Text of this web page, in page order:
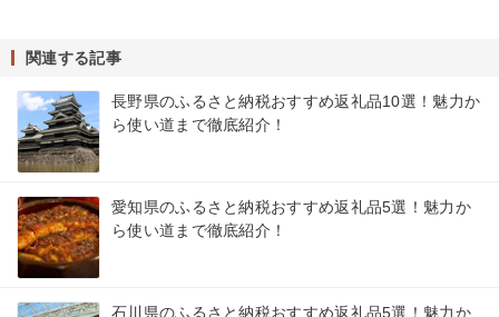
関連する記事
長野県のふるさと納税おすすめ返礼品10選！魅力か
ら使い道まで徹底紹介！
愛知県のふるさと納税おすすめ返礼品5選！魅力か
ら使い道まで徹底紹介！
石川県のふるさと納税おすすめ返礼品5選！魅力か